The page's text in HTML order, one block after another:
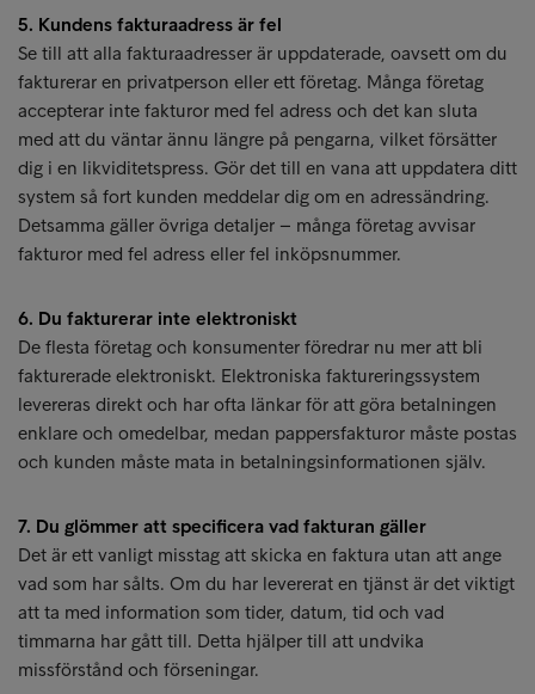
5. Kundens fakturaadress är fel
Se till att alla fakturaadresser är uppdaterade, oavsett om du
fakturerar en privatperson eller ett företag. Många företag
accepterar inte fakturor med fel adress och det kan sluta
med att du väntar ännu längre på pengarna, vilket försätter
dig i en likviditetspress. Gör det till en vana att uppdatera ditt
system så fort kunden meddelar dig om en adressändring.
Detsamma gäller övriga detaljer – många företag avvisar
fakturor med fel adress eller fel inköpsnummer.
6. Du fakturerar inte elektroniskt
De flesta företag och konsumenter föredrar nu mer att bli
fakturerade elektroniskt. Elektroniska faktureringssystem
levereras direkt och har ofta länkar för att göra betalningen
enklare och omedelbar, medan pappersfakturor måste postas
och kunden måste mata in betalningsinformationen själv.
7. Du glömmer att specificera vad fakturan gäller
Det är ett vanligt misstag att skicka en faktura utan att ange
vad som har sålts. Om du har levererat en tjänst är det viktigt
att ta med information som tider, datum, tid och vad
timmarna har gått till. Detta hjälper till att undvika
missförstånd och förseningar.